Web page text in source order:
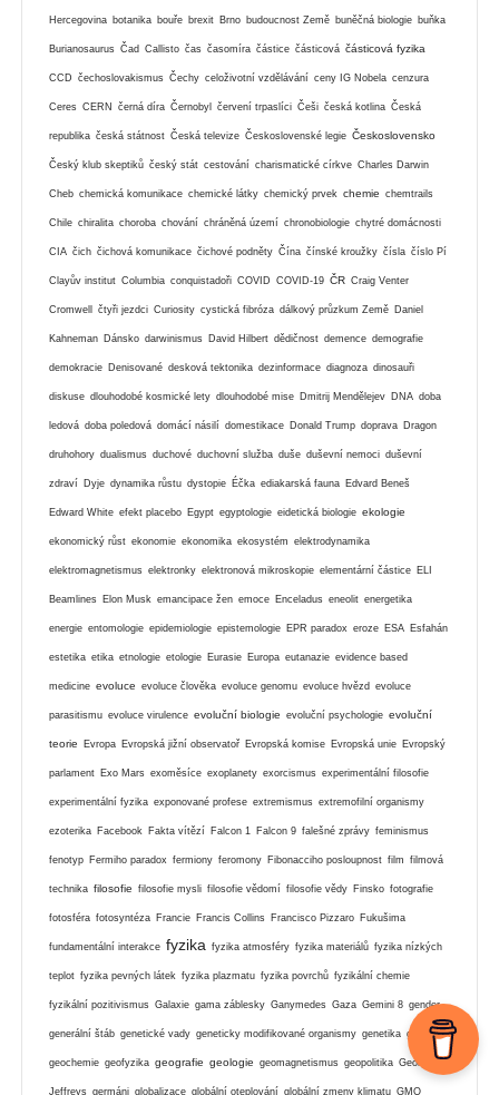
Hercegovina botanika bouře brexit Brno budoucnost Země buněčná biologie buňka
Burianosaurus Čad Callisto čas časomíra částice částicová částicová fyzika
CCD čechoslovakismus Čechy celoživotní vzdělávání ceny IG Nobela cenzura
Ceres CERN černá díra Černobyl červení trpaslíci Češi česká kotlina Česká
republika česká státnost Česká televize Československé legie Československo
Český klub skeptiků český stát cestování charismatické církve Charles Darwin
Cheb chemická komunikace chemické látky chemický prvek chemie chemtrails
Chile chiralita choroba chování chráněná území chronobiologie chytré domácnosti
CIA čich čichová komunikace čichové podněty Čína čínské kroužky čísla číslo Pí
Clayův institut Columbia conquistadoři COVID COVID-19 ČR Craig Venter
Cromwell čtyři jezdci Curiosity cystická fibróza dálkový průzkum Země Daniel
Kahneman Dánsko darwinismus David Hilbert dědičnost demence demografie
demokracie Denisované desková tektonika dezinformace diagnoza dinosauři
diskuse dlouhodobé kosmické lety dlouhodobé mise Dmitrij Mendělejev DNA doba
ledová doba poledová domácí násilí domestikace Donald Trump doprava Dragon
druhohory dualismus duchové duchovní služba duše duševní nemoci duševní
zdraví Dyje dynamika růstu dystopie Éčka ediakarská fauna Edvard Beneš
Edward White efekt placebo Egypt egyptologie eidetická biologie ekologie
ekonomický růst ekonomie ekonomika ekosystém elektrodynamika
elektromagnetismus elektronky elektronová mikroskopie elementární částice ELI
Beamlines Elon Musk emancipace žen emoce Enceladus eneolit energetika
energie entomologie epidemiologie epistemologie EPR paradox eroze ESA Esfahán
estetika etika etnologie etologie Eurasie Europa eutanazie evidence based
medicine evoluce evoluce člověka evoluce genomu evoluce hvězd evoluce
parasitismu evoluce virulence evoluční biologie evoluční psychologie evoluční
teorie Evropa Evropská jižní observatoř Evropská komise Evropská unie Evropský
parlament Exo Mars exoměsíce exoplanety exorcismus experimentální filosofie
experimentální fyzika exponované profese extremismus extremofilní organismy
ezoterika Facebook Fakta vítězí Falcon 1 Falcon 9 falešné zprávy feminismus
fenotyp Fermiho paradox fermiony feromony Fibonacciho posloupnost film filmová
technika filosofie filosofie mysli filosofie vědomí filosofie vědy Finsko fotografie
fotosféra fotosyntéza Francie Francis Collins Francisco Pizzaro Fukušima
fundamentální interakce fyzika fyzika atmosféry fyzika materiálů fyzika nízkých
teplot fyzika pevných látek fyzika plazmatu fyzika povrchů fyzikální chemie
fyzikální pozitivismus Galaxie gama záblesky Ganymedes Gaza Gemini 8 gender
generální štáb genetické vady geneticky modifikované organismy genetika genom
geochemie geofyzika geografie geologie geomagnetismus geopolitika George
Jeffreys germáni globalizace globální oteplování globální zmeny klimatu GMO